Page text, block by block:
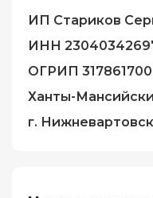
ИП Стариков
ИНН
ОГРИП
Ханты-
г.